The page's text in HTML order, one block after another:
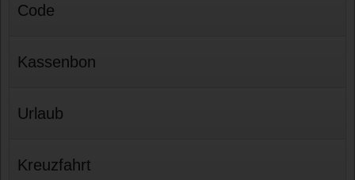
Code
Kassenbon
Urlaub
Kreuzfahrt